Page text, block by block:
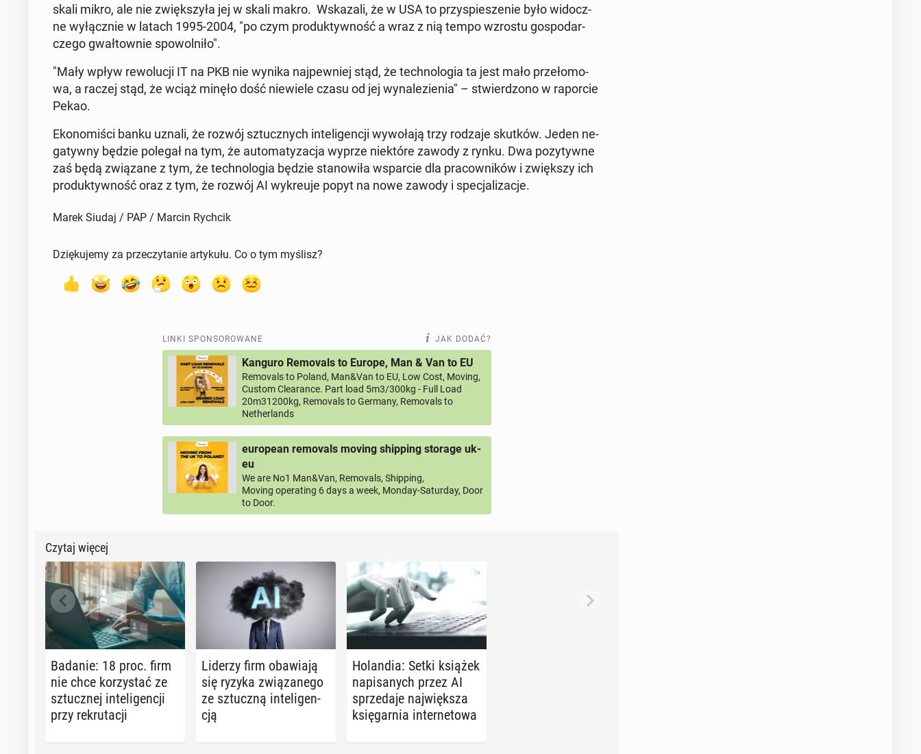
skali mikro, ale nie zwięk­szy­ła jej w skali makro. Wska­za­li, że w USA to przy­spie­sze­nie było wi­docz­
ne wy­łącz­nie w latach 1995-2004, "po czym pro­duk­tyw­ność a wraz z nią tempo wzrostu go­spo­dar­
cze­go gwał­tow­nie spo­wol­ni­ło".
"Mały wpływ re­wo­lu­cji IT na PKB nie wynika naj­pew­niej stąd, że tech­no­lo­gia ta jest mało prze­ło­mo­
wa, a raczej stąd, że wciąż minęło dość nie­wie­le czasu od jej wy­na­le­zie­nia" – stwier­dzo­no w ra­por­cie
Pekao.
Eko­no­mi­ści banku uznali, że rozwój sztucz­nych in­te­li­gen­cji wy­wo­ła­ją trzy rodzaje skutków. Jeden ne­
ga­tyw­ny będzie polegał na tym, że au­to­ma­ty­za­cja wyprze nie­któ­re zawody z rynku. Dwa po­zy­tyw­ne
zaś będą zwią­za­ne z tym, że tech­no­lo­gia będzie sta­no­wi­ła wspar­cie dla pra­cow­ni­ków i zwięk­szy ich
pro­duk­tyw­ność oraz z tym, że rozwój AI wy­kreu­je popyt na nowe zawody i spe­cja­li­za­cje.
Marek Siudaj / PAP / Marcin Rychcik
Dziękujemy za przeczytanie artykułu. Co o tym myślisz?
LINKI SPONSOROWANE JAK DODAĆ?
Kanguro Removals to Europe, Man & Van to EU
Removals to Poland, Man&Van to EU, Low Cost, Moving,
Custom Clearance. Part load 5m3/300kg - Full Load
20m31200kg, Removals to Germany, Removals to
Netherlands
european removals moving shipping storage uk-
eu
We are No1 Man&Van, Removals, Shipping,
Moving operating 6 days a week, Monday-Saturday, Door
to Door.
Czytaj więcej
Badanie: 18 proc. firm
nie chce ko­rzy­stać ze
sztucz­nej in­te­li­gen­cji
przy re­kru­ta­cji
Liderzy firm oba­wia­ją
się ryzyka zwią­za­ne­go
ze sztucz­ną in­te­li­gen­
cją
Ho­lan­dia: Setki książek
na­pi­sa­nych przez AI
sprze­da­je naj­więk­sza
księ­gar­nia in­ter­ne­to­wa